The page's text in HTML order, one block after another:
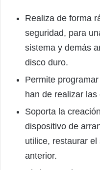
Realiza de forma
seguridad, para
sistema y demás
disco duro.
Permite
han de realizar
Soporta la
dispositivo de
utilice, restaurar
anterior.